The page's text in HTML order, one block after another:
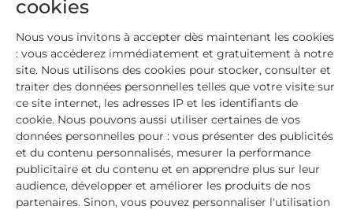
PARTAGEZ CET ARTICLE
cookies
Nous vous invitons à accepter dès maintenant les cookies
: vous accéderez immédiatement et gratuitement à notre
site. Nous utilisons des cookies pour stocker, consulter et
traiter des données personnelles telles que votre visite sur
ce site internet, les adresses IP et les identifiants de
cookie. Nous pouvons aussi utiliser certaines de vos
données personnelles pour : vous présenter des publicités
et du contenu personnalisés, mesurer la performance
publicitaire et du contenu et en apprendre plus sur leur
audience, développer et améliorer les produits de nos
partenaires. Sinon, vous pouvez personnaliser l'utilisation